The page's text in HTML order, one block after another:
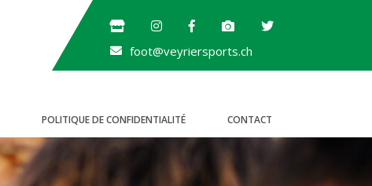
foot@veyriersports.ch
POLITIQUE DE CONFIDENTIALITÉ CONTACT